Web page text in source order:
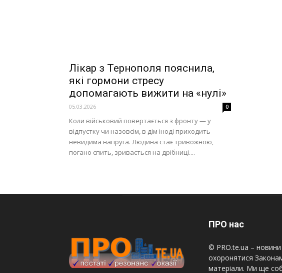
Лікар з Тернополя пояснила,
які гормони стресу
допомагають вижити на «нулі»
05.03.2026 0
Коли військовий повертається з фронту — у
відпустку чи назовсім, в дім іноді приходить
невидима напруга. Людина стає тривожною,
погано спить, зривається на дрібниці....
ПРО нас
© PRO.te.ua –
охоронятися
матеріали. Ми ще